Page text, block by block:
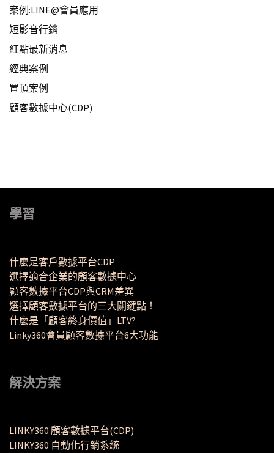
案例:LINE@會員應用
短影音行銷
紅點最新消息
經典案例
置頂案例
顧客數據中心(CDP)
學習
什麼是客戶數據平台CDP
選擇適合企業的顧客數據中心
顧客數據平台CDP與CRM差異
選擇顧客數據平台的三大關鍵點！
什麼是「顧客終身價值」LTV?
Linky360會員顧客數據平台6大功能
解決方案
LINKY360 顧客數據平台(CDP)
LINKY360 自動化行銷系統